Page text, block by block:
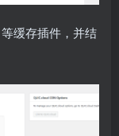
等缓存插件，并结